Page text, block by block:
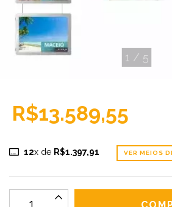
1 / 5
R$13.589,55
12x de R$1.397,91 VER MEIOS